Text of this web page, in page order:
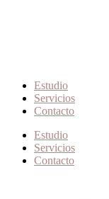
Estudio
Servicios
Contacto
Estudio
Servicios
Contacto